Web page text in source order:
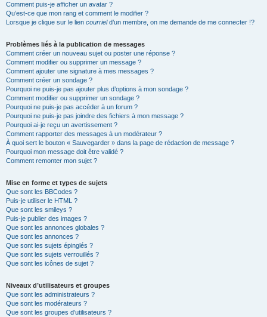
Comment puis-je afficher un avatar ?
Qu’est-ce que mon rang et comment le modifier ?
Lorsque je clique sur le lien courrield’un membre, on me demande de me connecter !?
Problèmes liés à la publication de messages
Comment créer un nouveau sujet ou poster une réponse ?
Comment modifier ou supprimer un message ?
Comment ajouter une signature à mes messages ?
Comment créer un sondage ?
Pourquoi ne puis-je pas ajouter plus d’options à mon sondage ?
Comment modifier ou supprimer un sondage ?
Pourquoi ne puis-je pas accéder à un forum ?
Pourquoi ne puis-je pas joindre des fichiers à mon message ?
Pourquoi ai-je reçu un avertissement ?
Comment rapporter des messages à un modérateur ?
À quoi sert le bouton « Sauvegarder » dans la page de rédaction de message ?
Pourquoi mon message doit être validé ?
Comment remonter mon sujet ?
Mise en forme et types de sujets
Que sont les BBCodes ?
Puis-je utiliser le HTML ?
Que sont les smileys ?
Puis-je publier des images ?
Que sont les annonces globales ?
Que sont les annonces ?
Que sont les sujets épinglés ?
Que sont les sujets verrouillés ?
Que sont les icônes de sujet ?
Niveaux d’utilisateurs et groupes
Que sont les administrateurs ?
Que sont les modérateurs ?
Que sont les groupes d’utilisateurs ?